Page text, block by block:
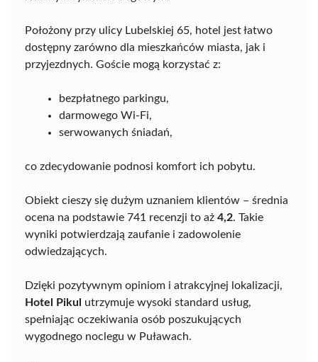
Położony przy ulicy Lubelskiej 65, hotel jest łatwo
dostępny zarówno dla mieszkańców miasta, jak i
przyjezdnych. Goście mogą korzystać z:
bezpłatnego parkingu,
darmowego Wi-Fi,
serwowanych śniadań,
co zdecydowanie podnosi komfort ich pobytu.
Obiekt cieszy się dużym uznaniem klientów – średnia
ocena na podstawie 741 recenzji to aż 4,2. Takie
wyniki potwierdzają zaufanie i zadowolenie
odwiedzających.
Dzięki pozytywnym opiniom i atrakcyjnej lokalizacji,
Hotel Pikul
utrzymuje wysoki standard usług,
spełniając oczekiwania osób poszukujących
wygodnego noclegu w Puławach.